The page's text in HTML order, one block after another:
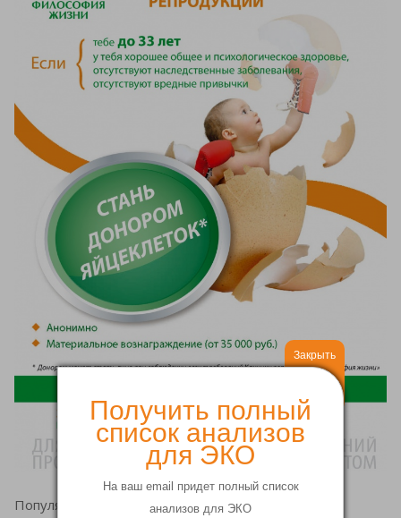
Получить полный
список анализов
для ЭКО
На ваш email придет полный список
анализов для ЭКО
Закрыть
Популярные услуги